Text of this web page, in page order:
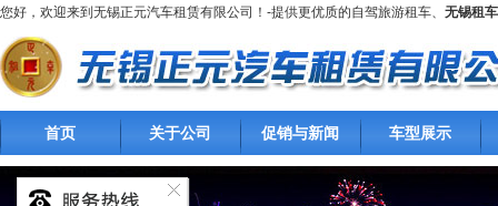
您好，欢迎来到无锡正元汽车租赁有限公司！-提供更优质的自驾旅游租车、 无锡租车
首页 关于公司 促销与新闻 车型展示